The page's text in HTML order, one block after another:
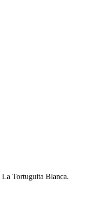
La Tortuguita Blanca.